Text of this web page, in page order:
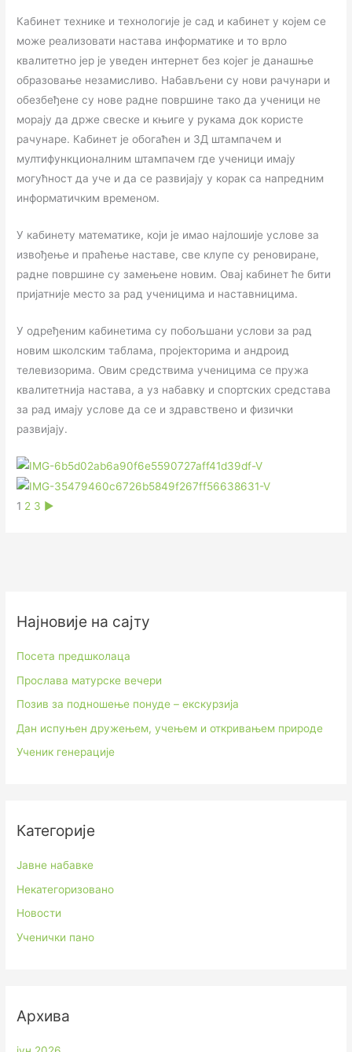
Кабинет технике и технологије је сад и кабинет у којем се
може реализовати настава информатике и то врло
квалитетно јер је уведен интернет без којег је данашње
образовање незамисливо. Набављени су нови рачунари и
обезбеђене су нове радне површине тако да ученици не
морају да држе свеске и књиге у рукама док користе
рачунаре. Кабинет је обогаћен и 3Д штампачем и
мултифункционалним штампачем где ученици имају
могућност да уче и да се развијају у корак са напредним
информатичким временом.
У кабинету математике, који је имао најлошије услове за
извођење и праћење наставе, све клупе су реновиране,
радне површине су замењене новим. Овај кабинет ће бити
пријатније место за рад ученицима и наставницима.
У одређеним кабинетима су побољшани услови за рад
новим школским таблама, пројекторима и андроид
телевизорима. Овим средствима ученицима се пружа
квалитетнија настава, а уз набавку и спортских средстава
за рад имају услове да се и здравствено и физички
развијају.
1 2 3 ►
Најновије на сајту
Посета предшколаца
Прослава матурске вечери
Позив за подношење понуде – екскурзија
Дан испуњен дружењем, учењем и откривањем природе
Ученик генерације
Категорије
Јавне набавке
Некатегоризовано
Новости
Ученички пано
Архива